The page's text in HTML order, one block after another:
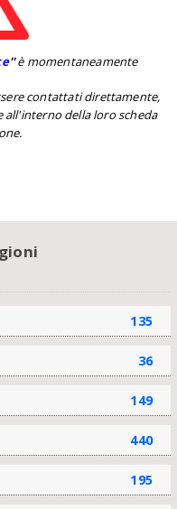
''è momentaneamente
contattati direttamente,
della loro scheda
135
36
149
440
195